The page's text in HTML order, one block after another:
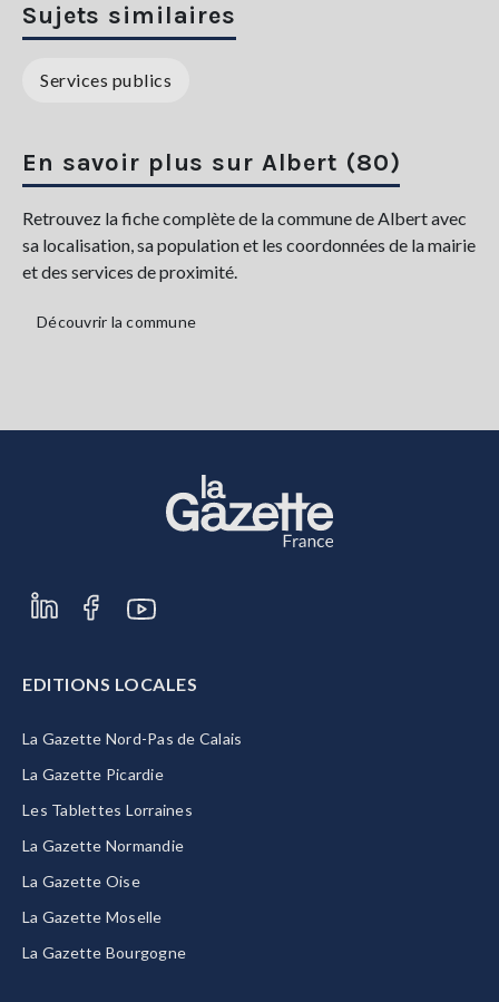
Sujets similaires
Services publics
En savoir plus sur Albert (80)
Retrouvez la fiche complète de la commune de Albert avec
sa localisation, sa population et les coordonnées de la mairie
et des services de proximité.
Découvrir la commune
EDITIONS LOCALES
La Gazette Nord-Pas de Calais
La Gazette Picardie
Les Tablettes Lorraines
La Gazette Normandie
La Gazette Oise
La Gazette Moselle
La Gazette Bourgogne